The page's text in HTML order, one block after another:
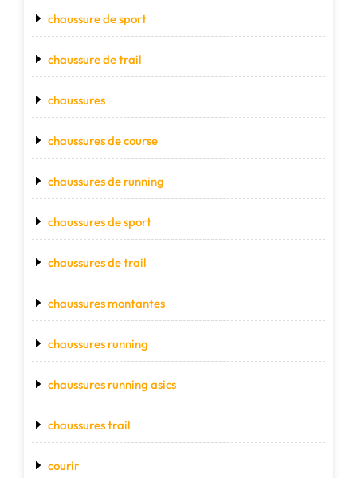
chaussure de sport
chaussure de trail
chaussures
chaussures de course
chaussures de running
chaussures de sport
chaussures de trail
chaussures montantes
chaussures running
chaussures running asics
chaussures trail
courir